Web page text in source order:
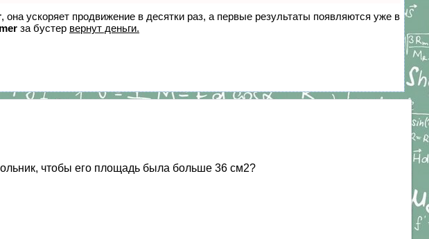
, она ускоряет продвижение в десятки раз, а первые результаты появляются уже в
за бустер вернут деньги.
чтобы его площадь была больше 36 см2?